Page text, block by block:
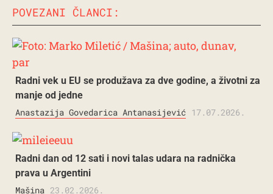
POVEZANI ČLANCI:
Radni vek u EU se produžava za dve godine, a životni za
manje od jedne
Anastazija Govedarica Antanasijević 17.07.2026.
Radni dan od 12 sati i novi talas udara na radnička
prava u Argentini
Mašina 23.02.2026.